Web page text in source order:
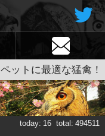
ペットに最適な猛禽！
today: 16 total: 494511